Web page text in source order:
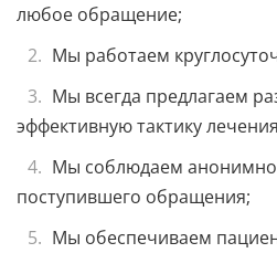
любое обращение;
Мы работаем
Мы всегда предлагаем
эффективную тактику
Мы соблюдаем
поступившего обращения;
Мы обеспечиваем